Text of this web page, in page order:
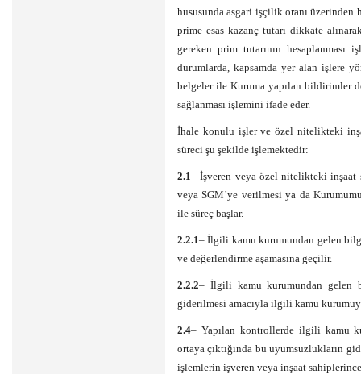
hususunda asgari işçilik oranı
prime esas kazanç tutarı dikkate
gereken prim tutarının hesaplanması
durumlarda, kapsamda yer alan işlere
belgeler ile Kuruma yapılan
sağlanması işlemini ifade eder.
İhale konulu işler ve özel nitelikteki
süreci şu şekilde işlemektedir:
2.1– İşveren veya özel nitelikteki
veya SGM’ye verilmesi ya da
ile süreç başlar.
2.2.1– İlgili kamu kurumundan gelen
ve değerlendirme aşamasına geçilir.
2.2.2– İlgili kamu kurumundan gelen
giderilmesi amacıyla ilgili kamu
2.4– Yapılan kontrollerde ilgili kamu
ortaya çıktığında bu uyumsuzlukların
işlemlerin işveren veya inşaat sahiplerince